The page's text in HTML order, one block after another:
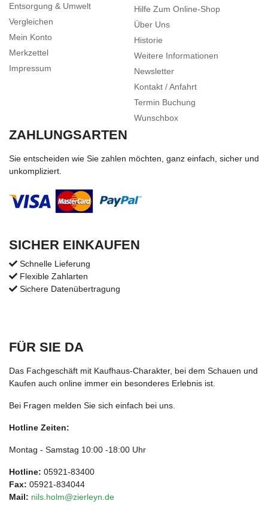
Entsorgung & Umwelt
Vergleichen
Mein Konto
Merkzettel
Impressum
Hilfe Zum Online-Shop
Über Uns
Historie
Weitere Informationen
Newsletter
Kontakt / Anfahrt
Termin Buchung
Wunschbox
ZAHLUNGSARTEN
Sie entscheiden wie Sie zahlen möchten, ganz einfach, sicher und
unkompliziert.
SICHER EINKAUFEN
Schnelle Lieferung
Flexible Zahlarten
Sichere Datenübertragung
FÜR SIE DA
Das Fachgeschäft mit Kaufhaus-Charakter, bei dem Schauen und
Kaufen auch online immer ein besonderes Erlebnis ist.
Bei Fragen melden Sie sich einfach bei uns.
Hotline Zeiten:
Montag - Samstag 10:00 -18:00 Uhr
Hotline: 05921-83400
Fax: 05921-834044
Mail: nils.holm@zierleyn.de